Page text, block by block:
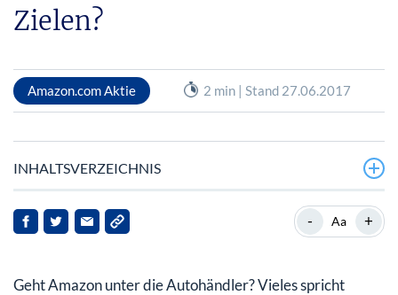
Zielen?
Amazon.com Aktie 2 min | Stand 27.06.2017
INHALTSVERZEICHNIS
- Aa +
Geht Amazon unter die Autohändler? Vieles spricht